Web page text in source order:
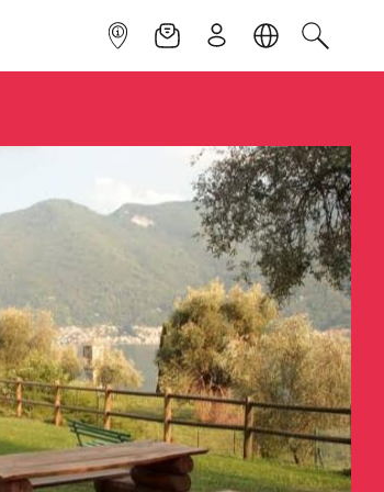
INFOPOINTNEWSLETTER
ISCRIVITILINGUACERCA